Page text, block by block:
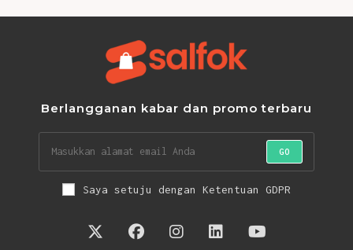
Berlangganan kabar dan promo terbaru
GO
Saya setuju dengan Ketentuan GDPR